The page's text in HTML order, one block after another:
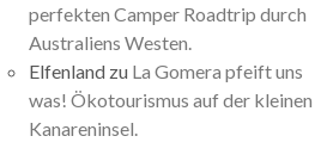
perfekten Camper Roadtrip durch
Australiens Westen.
Elfenland zu La Gomera pfeift uns
was! Ökotourismus auf der kleinen
Kanareninsel.